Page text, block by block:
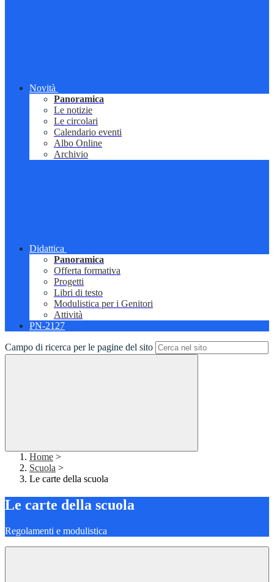
Novità
Panoramica
Le notizie
Le circolari
Calendario eventi
Albo Online
Archivio
Didattica
Panoramica
Offerta formativa
Progetti
Libri di testo
Modulistica per i Genitori
Attività
PN-2127
Campo di ricerca per le pagine del sito
Home >
Scuola >
Le carte della scuola
Le carte della scuola
Regolamenti e modulistica